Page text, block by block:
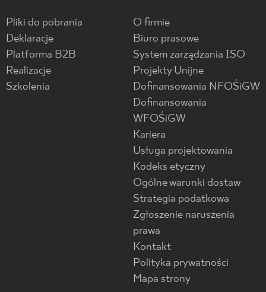
Pliki do pobrania
Deklaracje
Platforma B2B
Realizacje
Szkolenia
O firmie
Biuro prasowe
System zarządzania ISO
Projekty Unijne
Dofinansowania NFOŚiGW
Dofinansowania
WFOŚiGW
Kariera
Usługa projektowania
Kodeks etyczny
Ogólne warunki dostaw
Strategia podatkowa
Zgłoszenie naruszenia
prawa
Kontakt
Polityka prywatności
Mapa strony